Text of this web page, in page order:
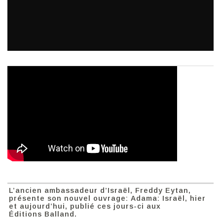
L’ancien ambassadeur d’Israël, Freddy Eytan,
présente son nouvel ouvrage: Adama: Israël, hier
et aujourd’hui, publié ces jours-ci aux
Éditions Balland.